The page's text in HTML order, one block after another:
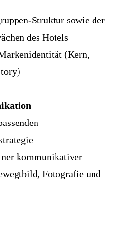
Struktur sowie der
des Hotels
(Kern,
kommunikativer
Fotografie und